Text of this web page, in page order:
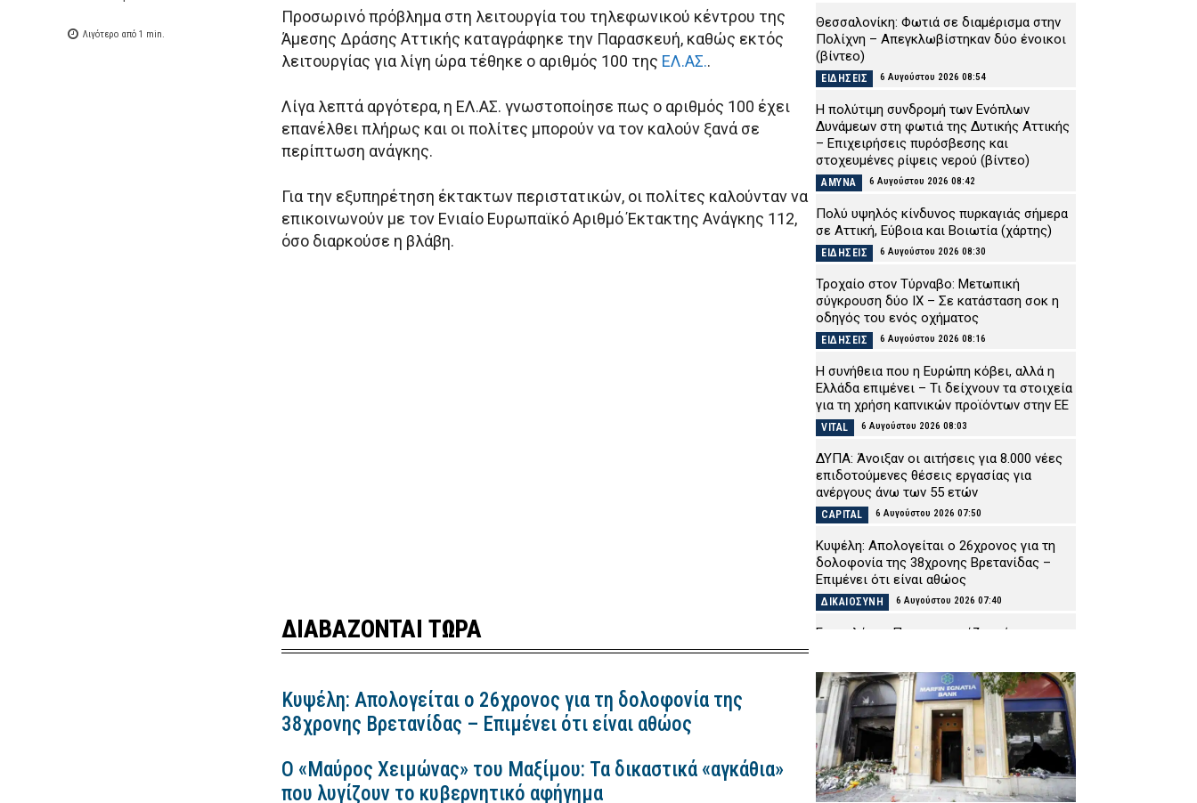
Λιγότερο από 1 min.
Προσωρινό πρόβλημα στη λειτουργία του τηλεφωνικού κέντρου της
Άμεσης Δράσης Αττικής καταγράφηκε την Παρασκευή, καθώς εκτός
λειτουργίας για λίγη ώρα τέθηκε ο αριθμός 100 της ΕΛ.ΑΣ..
Λίγα λεπτά αργότερα, η ΕΛ.ΑΣ. γνωστοποίησε πως ο αριθμός 100 έχει
επανέλθει πλήρως και οι πολίτες μπορούν να τον καλούν ξανά σε
περίπτωση ανάγκης.
Για την εξυπηρέτηση έκτακτων περιστατικών, οι πολίτες καλούνταν να
επικοινωνούν με τον Ενιαίο Ευρωπαϊκό Αριθμό Έκτακτης Ανάγκης 112,
όσο διαρκούσε η βλάβη.
ΔΙΑΒΑΖΟΝΤΑΙ ΤΩΡΑ
Κυψέλη: Απολογείται ο 26χρονος για τη δολοφονία της
38χρονης Βρετανίδας – Επιμένει ότι είναι αθώος
Ο «Μαύρος Χειμώνας» του Μαξίμου: Τα δικαστικά «αγκάθια»
που λυγίζουν το κυβερνητικό αφήγημα
Θεσσαλονίκη: Φωτιά σε διαμέρισμα στην
Πολίχνη – Απεγκλωβίστηκαν δύο ένοικοι
(βίντεο)
ΕΙΔΗΣΕΙΣ 6 Αυγούστου 2026 08:54
H πολύτιμη συνδρομή των Ενόπλων
Δυνάμεων στη φωτιά της Δυτικής Αττικής
– Επιχειρήσεις πυρόσβεσης και
στοχευμένες ρίψεις νερού (βίντεο)
ΑΜΥΝΑ 6 Αυγούστου 2026 08:42
Πολύ υψηλός κίνδυνος πυρκαγιάς σήμερα
σε Αττική, Εύβοια και Βοιωτία (χάρτης)
ΕΙΔΗΣΕΙΣ 6 Αυγούστου 2026 08:30
Τροχαίο στον Τύρναβο: Μετωπική
σύγκρουση δύο ΙΧ – Σε κατάσταση σοκ η
οδηγός του ενός οχήματος
ΕΙΔΗΣΕΙΣ 6 Αυγούστου 2026 08:16
Η συνήθεια που η Ευρώπη κόβει, αλλά η
Ελλάδα επιμένει – Τι δείχνουν τα στοιχεία
για τη χρήση καπνικών προϊόντων στην ΕΕ
VITAL 6 Αυγούστου 2026 08:03
ΔΥΠΑ: Άνοιξαν οι αιτήσεις για 8.000 νέες
επιδοτούμενες θέσεις εργασίας για
ανέργους άνω των 55 ετών
CAPITAL 6 Αυγούστου 2026 07:50
Κυψέλη: Απολογείται ο 26χρονος για τη
δολοφονία της 38χρονης Βρετανίδας –
Επιμένει ότι είναι αθώος
ΔΙΚΑΙΟΣΥΝΗ 6 Αυγούστου 2026 07:40
Εορτολόγιο: Ποιος γιορτάζει σήμερα
ΕΙΔΗΣΕΙΣ 6 Αυγούστου 2026 07:27
Ο «Μαύρος Χειμώνας» του Μαξίμου: Τα
δικαστικά «αγκάθια» που λυγίζουν το
κυβερνητικό αφήγημα
ΠΟΛΙΤΙΚΗ 6 Αυγούστου 2026 07:15
Φωτιά τώρα στο Λασίθι, κοντά στον